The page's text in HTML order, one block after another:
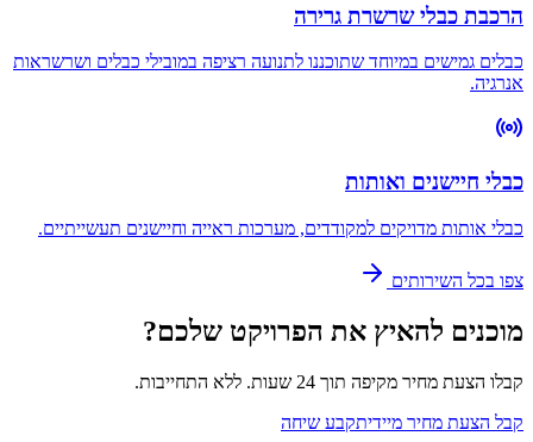
הרכבת כבלי שרשרת גרירה
כבלים גמישים במיוחד שתוכננו לתנועה רציפה במובילי כבלים ושרשראות
אנרגיה.
כבלי חיישנים ואותות
כבלי אותות מדויקים למקודדים, מערכות ראייה וחיישנים תעשייתיים.
צפו בכל השירותים
מוכנים להאיץ את הפרויקט שלכם?
קבלו הצעת מחיר מקיפה תוך 24 שעות. ללא התחייבות.
קבל הצעת מחיר מיידיתקבע שיחה